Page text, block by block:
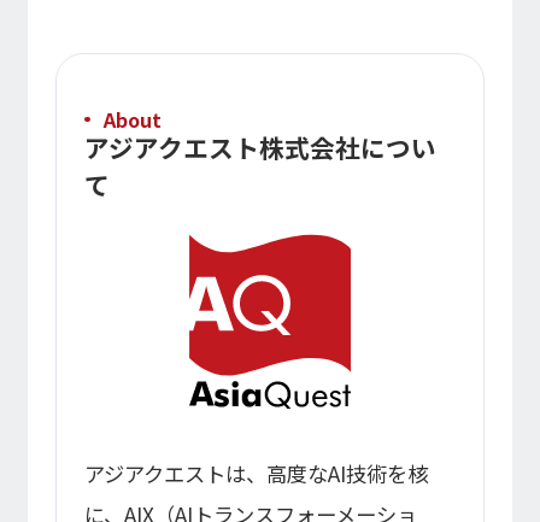
About
アジアクエスト株式会社につい
て
アジアクエストは、高度なAI技術を核
に、AIX（AIトランスフォーメーショ